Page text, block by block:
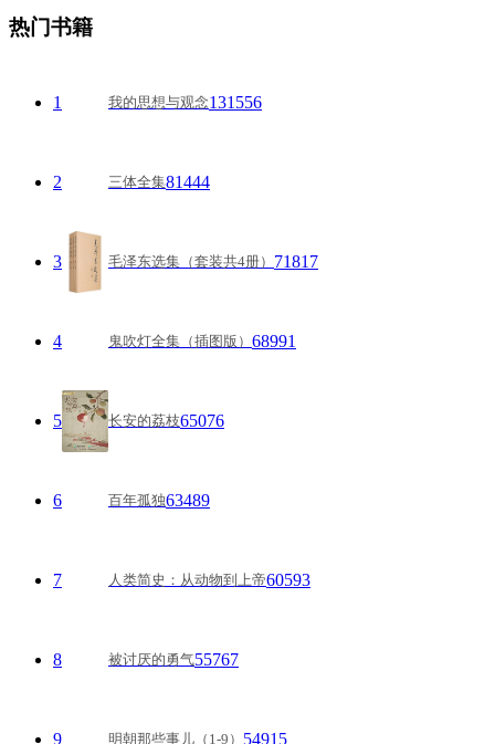
热门书籍
1 我的思想与观念131556
2 三体全集81444
3 毛泽东选集（套装共4册） 71817
4 鬼吹灯全集（插图版） 68991
5 长安的荔枝65076
6 百年孤独63489
7 人类简史：从动物到上帝60593
8 被讨厌的勇气55767
9 明朝那些事儿（1-9） 54915